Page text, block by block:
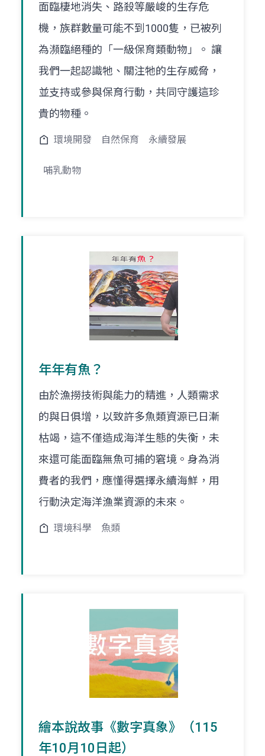
面臨棲地消失、路殺等嚴峻的生存危
機，族群數量可能不到1000隻，已被列
為瀕臨絕種的「一級保育類動物」。 讓
我們一起認識牠、關注牠的生存威脅，
並支持或參與保育行動，共同守護這珍
貴的物種。
環境開發 自然保育 永續發展
哺乳動物
年年有魚？
由於漁撈技術與能力的精進，人類需求
的與日俱增，以致許多魚類資源已日漸
枯竭，這不僅造成海洋生態的失衡，未
來還可能面臨無魚可捕的窘境。身為消
費者的我們，應懂得選擇永續海鮮，用
行動決定海洋漁業資源的未來。
環境科學 魚類
繪本說故事《數字真象》（115
年10月10日起）